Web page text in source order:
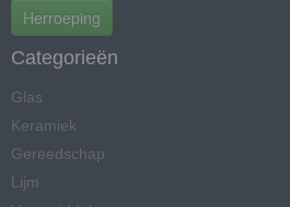
Herroeping
Categorieën
Glas
Keramiek
Gereedschap
Lijm